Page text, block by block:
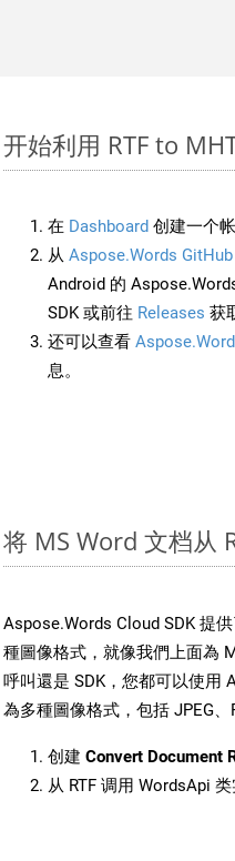
开始利用 RTF to
在 Dashboard 创建一个
从 Aspose.Words GitHub
Android 的
SDK 或前往 Releases 获
还可以查看
息。
将 MS Word 文档从
Aspose.Words Cloud SDK 提
種圖像格式，就像我們上面為
呼叫還是 SDK，您都可以使用
為多種圖像格式，包括 JPEG、
创建 Convert Document
从 RTF 调用 WordsApi